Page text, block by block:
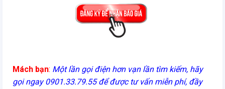
Mách bạn: Một lần gọi điện hơn vạn lần tìm kiếm, hãy
gọi ngay 0901.33.79.55 để được tư vấn miễn phí, đầy